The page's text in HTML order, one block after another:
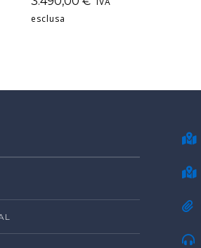
esclusa